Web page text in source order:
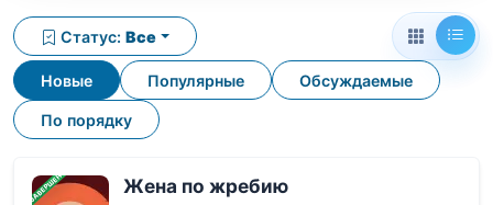
Новые Популярные Обсуждаемые
По порядку
Статус: Все
ЗАВЕРШЕНА Жена по жребию